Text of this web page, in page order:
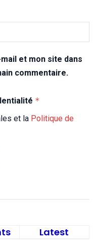
et mon site dans
commentaire.
*
et la Politique de
Latest